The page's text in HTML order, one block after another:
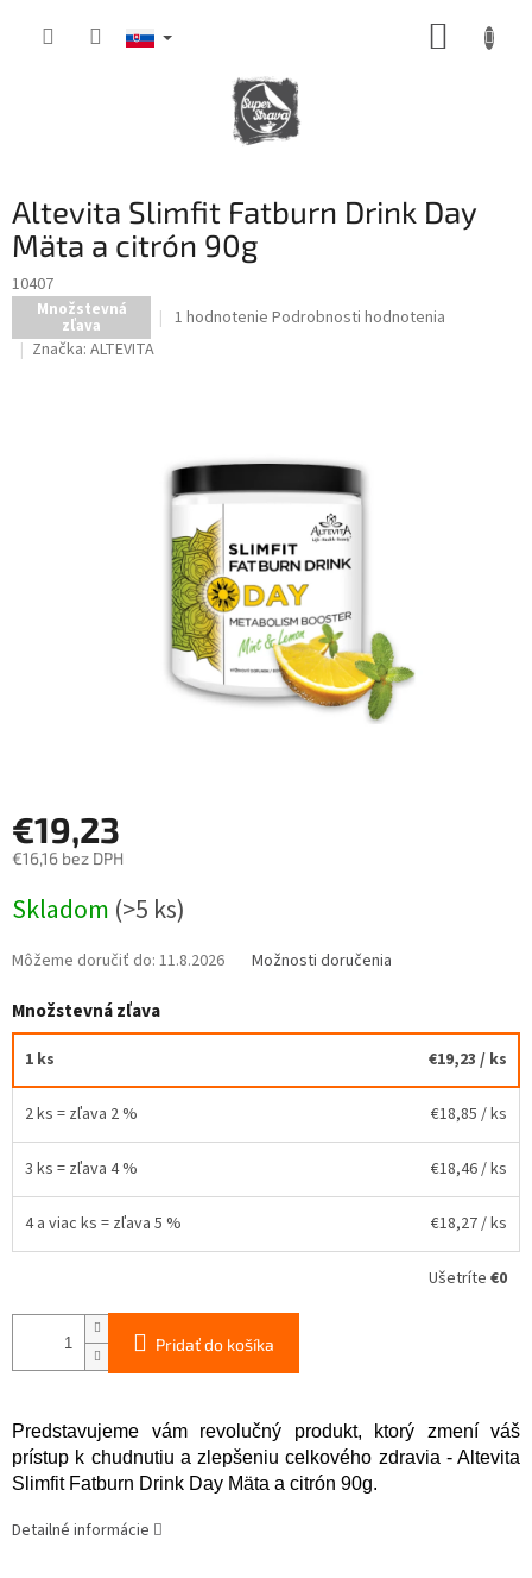
Altevita Slimfit Fatburn Drink Day
Mäta a citrón 90g
10407
Množstevná
zľava
Priemerné
hviezdičiek.
1 hodnotenie Podrobnosti hodnotenia
Značka: ALTEVITA
€19,23
€16,16 bez DPH
cena:
Skladom (>5 ks)
Môžeme doručiť do: 11.8.2026 Možnosti doručenia
Množstevná zľava
1 ks €19,23 / ks
2 ks = zľava 2 % €18,85 / ks
3 ks = zľava 4 % €18,46/ ks
4 a viac ks = zľava 5 % €18,27/ ks
Ušetríte €0
Pridať do košíka
Predstavujeme vám revolučný produkt, ktorý zmení váš
prístup k chudnutiu a zlepšeniu celkového zdravia - Altevita
Slimfit Fatburn Drink Day Mäta a citrón 90g.
Detailné informácie